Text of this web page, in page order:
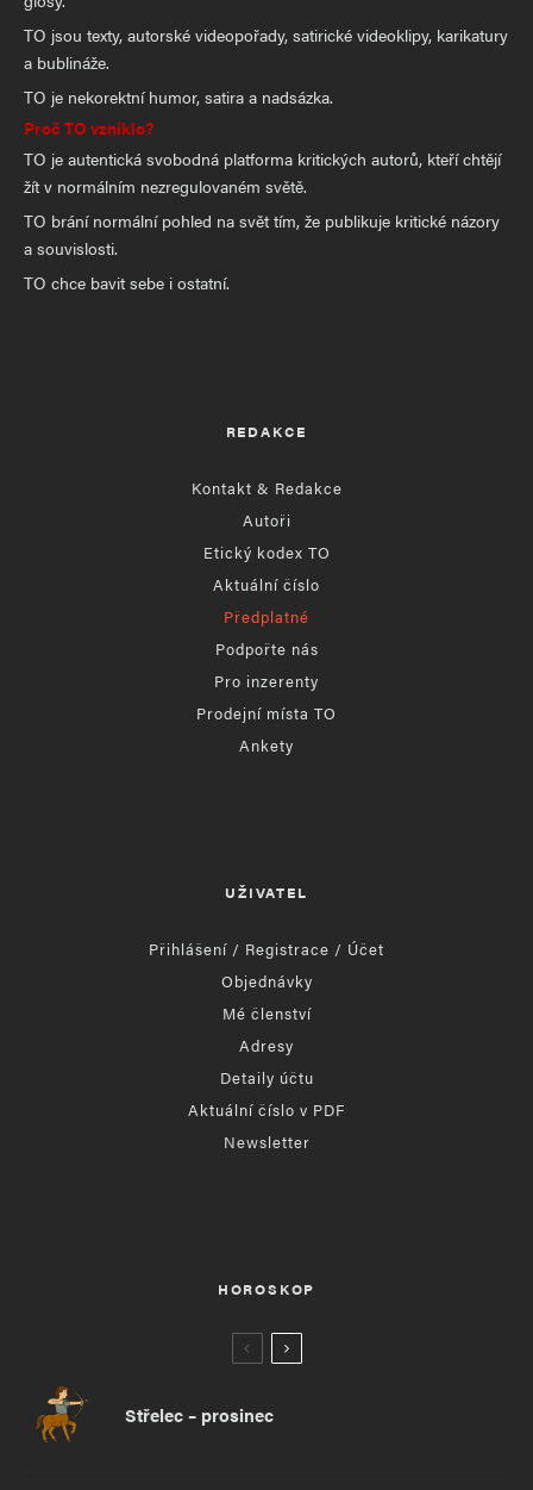
TO jsou texty, autorské videopořady, satirické videoklipy, karikatury
a bublináže.
TO je nekorektní humor, satira a nadsázka.
Proč TO vzniklo?
TO je autentická svobodná platforma kritických autorů, kteří chtějí
žít v normálním nezregulovaném světě.
TO brání normální pohled na svět tím, že publikuje kritické názory
a souvislosti.
TO chce bavit sebe i ostatní.
REDAKCE
Kontakt & Redakce
Autoři
Etický kodex TO
Aktuální číslo
Předplatné
Podpořte nás
Pro inzerenty
Prodejní místa TO
Ankety
UŽIVATEL
Přihlášení / Registrace / Účet
Objednávky
Mé členství
Adresy
Detaily účtu
Aktuální číslo v PDF
Newsletter
HOROSKOP
Střelec – prosinec